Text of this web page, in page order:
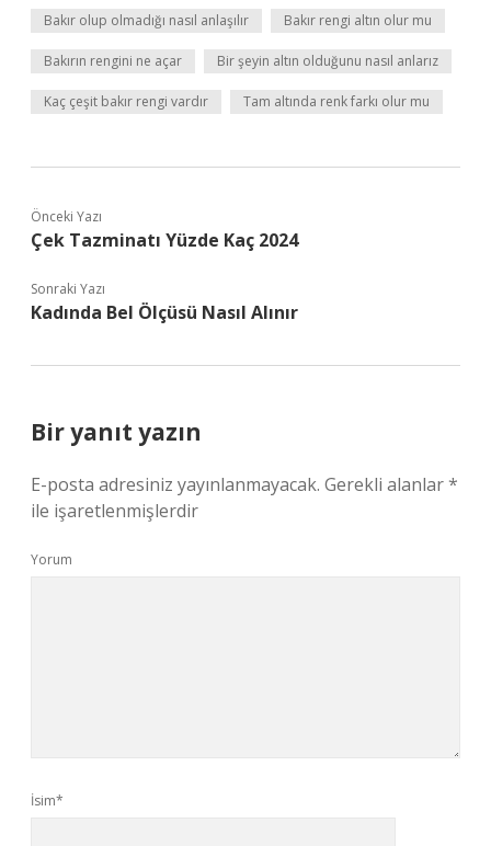
Bakır olup olmadığı nasıl anlaşılır Bakır rengi altın olur mu
Bakırın rengini ne açar Bir şeyin altın olduğunu nasıl anlarız
Kaç çeşit bakır rengi vardır Tam altında renk farkı olur mu
Önceki Yazı
Çek Tazminatı Yüzde Kaç 2024
Sonraki Yazı
Kadında Bel Ölçüsü Nasıl Alınır
Bir yanıt yazın
E-posta adresiniz yayınlanmayacak. Gerekli alanlar*
ile işaretlenmişlerdir
Yorum
İsim*